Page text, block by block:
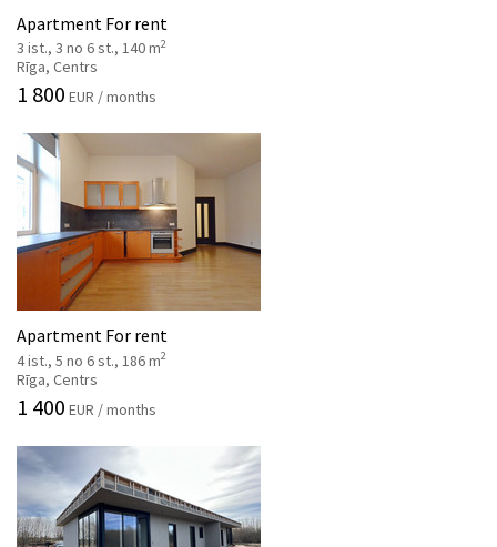
Apartment For rent
3 ist., 3 no 6 st., 140 m2
Rīga, Centrs
1 800 EUR / months
Apartment For rent
4 ist., 5 no 6 st., 186 m2
Rīga, Centrs
1 400 EUR / months